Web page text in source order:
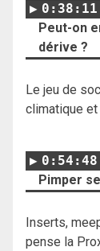
0:38:11
Peut-on
dérive ?
Le jeu de
climatique et
0:54:48
Pimper
Inserts,
pense la